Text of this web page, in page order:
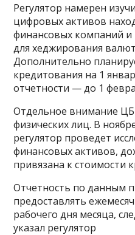
Регулятор намерен
цифровых активов
финансовых компаний и
для хеджирования
Дополнительно
кредитования на 1
отчетности — до 1
Отдельное внимание
физических лиц. В
регулятор проведет
финансовых активов,
привязана к стоимости
Отчетность по данным
предоставлять
рабочего дня месяца,
указал регулятор